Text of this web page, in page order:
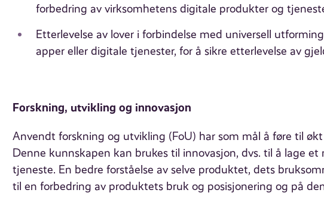
forbedring av virksomhetens digitale produkter og
Etterlevelse av lover i forbindelse med universell
apper eller digitale tjenester, for å sikre etterlevelse av
Forskning, utvikling og innovasjon
Anvendt forskning og utvikling (FoU) har som mål å føre til
Denne kunnskapen kan brukes til innovasjon, dvs. til å lage
tjeneste. En bedre forståelse av selve produktet, dets
til en forbedring av produktets bruk og posisjonering og på